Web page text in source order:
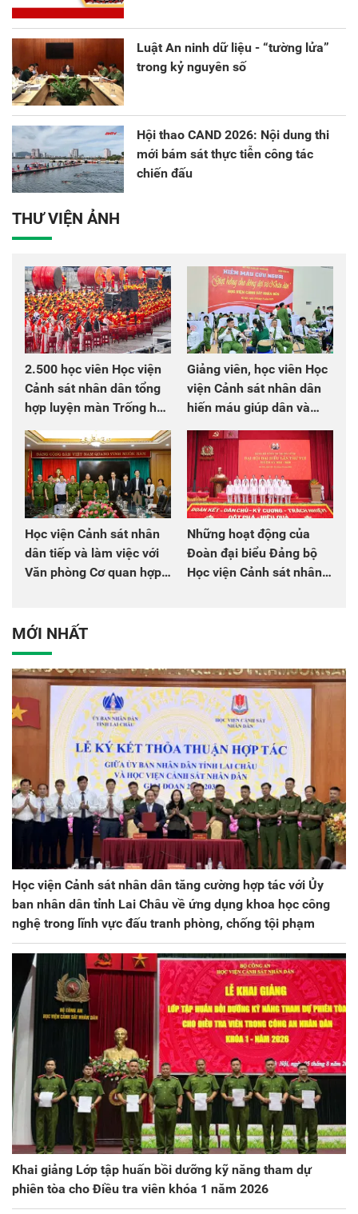
Luật An ninh dữ liệu - “tường lửa”
trong kỷ nguyên số
Hội thao CAND 2026: Nội dung thi
mới bám sát thực tiễn công tác
chiến đấu
THƯ VIỆN ẢNH
2.500 học viên Học viện
Cảnh sát nhân dân tổng
hợp luyện màn Trống hội
chào mừng Đại hội Đảng
Giảng viên, học viên Học
viện Cảnh sát nhân dân
hiến máu giúp dân và
đồng đội
Học viện Cảnh sát nhân
dân tiếp và làm việc với
Văn phòng Cơ quan hợp
Những hoạt động của
Đoàn đại biểu Đảng bộ
Học viện Cảnh sát nhân
MỚI NHẤT
Học viện Cảnh sát nhân dân tăng cường hợp tác với Ủy
ban nhân dân tỉnh Lai Châu về ứng dụng khoa học công
nghệ trong lĩnh vực đấu tranh phòng, chống tội phạm
Khai giảng Lớp tập huấn bồi dưỡng kỹ năng tham dự
phiên tòa cho Điều tra viên khóa 1 năm 2026